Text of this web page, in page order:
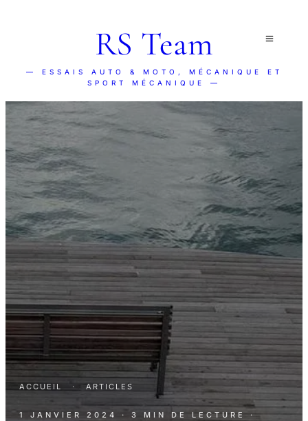
RS Team
— ESSAIS AUTO & MOTO, MÉCANIQUE ET
SPORT MÉCANIQUE —
ACCUEIL · ARTICLES
1 JANVIER 2024 · 3 MIN DE LECTURE ·